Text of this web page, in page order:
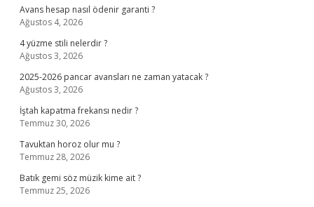
Avans hesap nasıl ödenir garanti ?
Ağustos 4, 2026
4 yüzme stili nelerdir ?
Ağustos 3, 2026
2025-2026 pancar avansları ne zaman yatacak ?
Ağustos 3, 2026
İştah kapatma frekansı nedir ?
Temmuz 30, 2026
Tavuktan horoz olur mu ?
Temmuz 28, 2026
Batık gemi söz müzik kime ait ?
Temmuz 25, 2026